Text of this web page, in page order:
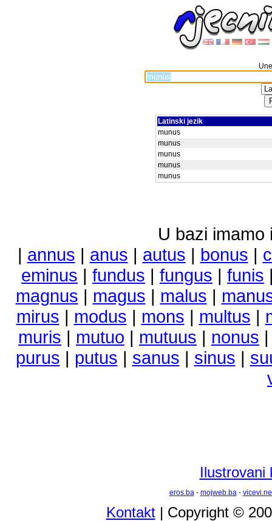
Latinski jezik
munus
munus
munus
munus
munus
U bazi imamo
| annus | anus | autus | bonus |
eminus | fundus | fungus | funis
magnus | magus | malus |
mirus | modus | mons | multus |
muris | mutuo | mutuus | nonus
purus | putus | sanus | sinus |
Ilustrovani
eros.ba- mojweb.ba-
Kontakt| Copyright ©